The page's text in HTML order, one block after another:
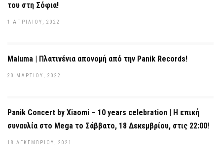
του στη Σόφια!
1 ΑΠΡΙΛΊΟΥ, 2022
Maluma | Πλατινένια απονομή από την Panik Records!
20 ΜΑΡΤΊΟΥ, 2022
Panik Concert by Xiaomi – 10 years celebration | Η επική
συναυλία στο Mega το Σάββατο, 18 Δεκεμβρίου, στις 22:00!
18 ΔΕΚΕΜΒΡΊΟΥ, 2021